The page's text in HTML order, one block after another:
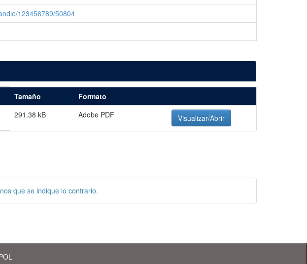
123456789/50804
Tamaño
Formato
291.38 kB Adobe PDF Visualizar/Abrir
que se indique lo contrario.